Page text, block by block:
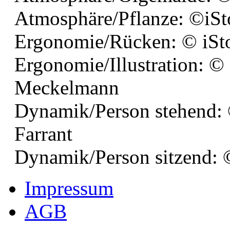
Atmosphäre/Pflanze:
Ergonomie/Rücken: ©
Ergonomie/Illustration: ©
Meckelmann
Dynamik/Person
Farrant
Dynamik/Person
Impressum
AGB